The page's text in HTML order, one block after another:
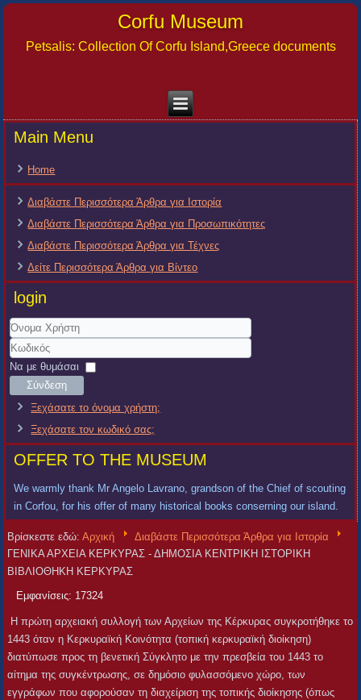
Corfu Museum
Petsalis: Collection Of Corfu Island,Greece documents
Main Menu
Home
Διαβάστε Περισσότερα Άρθρα για Ιστορία
Διαβάστε Περισσότερα Άρθρα για Προσωπικότητες
Διαβάστε Περισσότερα Άρθρα για Τέχνες
Δείτε Περισσότερα Άρθρα για Βίντεο
login
Όνομα
Χρήστη
Κωδικός
Να με θυμάσαι
Σύνδεση
Ξεχάσατε το όνομα χρήστη;
Ξεχάσατε τον κωδικό σας;
OFFER TO THE MUSEUM
We warmly thank Mr Angelo Lavrano, grandson of the Chief of scouting
in Corfou, for his offer of many historical books conserning our island.
Βρίσκεστε εδώ:Αρχική
Διαβάστε Περισσότερα Άρθρα για Ιστορία
ΓΕΝΙΚΑ ΑΡΧΕΙΑ ΚΕΡΚΥΡΑΣ - ΔΗΜΟΣΙΑ ΚΕΝΤΡΙΚΗ ΙΣΤΟΡΙΚΗ
ΒΙΒΛΙΟΘΗΚΗ ΚΕΡΚΥΡΑΣ
Εμφανίσεις: 17324
Η πρώτη αρχειακή συλλογή των Αρχείων της Κέρκυρας συγκροτήθηκε το
1443 όταν η Κερκυραϊκή Κοινότητα (τοπική κερκυραϊκή διοίκηση)
διατύπωσε προς τη βενετική Σύγκλητο με την πρεσβεία του 1443 το
αίτημα της συγκέντρωσης, σε δημόσιο φυλασσόμενο χώρο, των
εγγράφων που αφορούσαν τη διαχείριση της τοπικής διοίκησης (όπως